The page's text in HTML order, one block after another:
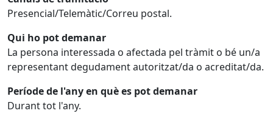
Presencial/Telemàtic/Correu postal.
Qui ho pot demanar
La persona interessada o afectada pel tràmit o bé un/a
representant degudament autoritzat/da o acreditat/da.
Període de l'any en què es pot demanar
Durant tot l'any.